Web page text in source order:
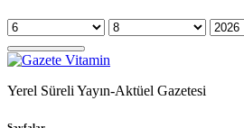
Yerel Süreli Yayın-Aktüel Gazetesi